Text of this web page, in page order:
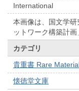
International
本画像は、国文学
ットワーク構築計画
カテゴリ
貴重書 Rare
懐徳堂文庫